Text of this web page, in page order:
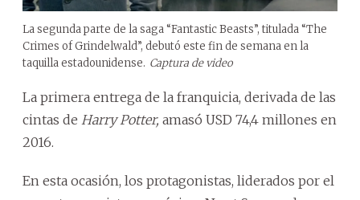
La segunda parte de la saga “Fantastic Beasts”, titulada “The
Crimes of Grindelwald”, debutó este fin de semana en la
taquilla estadounidense. Captura de video
La primera entrega de la franquicia, derivada de las
cintas de Harry Potter, amasó USD 74,4 millones en
2016.
En esta ocasión, los protagonistas, liderados por el